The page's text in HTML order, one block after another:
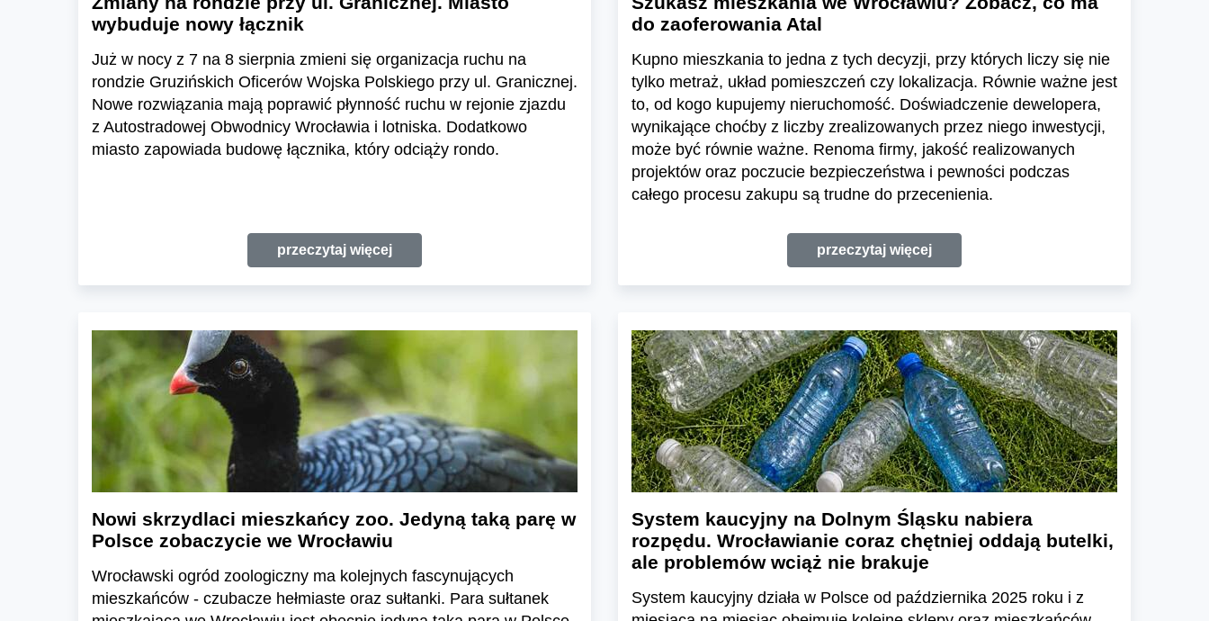
wybuduje nowy łącznik
Już w nocy z 7 na 8 sierpnia zmieni się organizacja ruchu na
rondzie Gruzińskich Oficerów Wojska Polskiego przy ul. Granicznej.
Nowe rozwiązania mają poprawić płynność ruchu w rejonie zjazdu
z Autostradowej Obwodnicy Wrocławia i lotniska. Dodatkowo
miasto zapowiada budowę łącznika, który odciąży rondo.
przeczytaj więcej
do zaoferowania Atal
Kupno mieszkania to jedna z tych decyzji, przy których liczy się nie
tylko metraż, układ pomieszczeń czy lokalizacja. Równie ważne jest
to, od kogo kupujemy nieruchomość. Doświadczenie dewelopera,
wynikające choćby z liczby zrealizowanych przez niego inwestycji,
może być równie ważne. Renoma firmy, jakość realizowanych
projektów oraz poczucie bezpieczeństwa i pewności podczas
całego procesu zakupu są trudne do przecenienia.
przeczytaj więcej
Nowi skrzydlaci mieszkańcy zoo. Jedyną taką parę w
Polsce zobaczycie we Wrocławiu
Wrocławski ogród zoologiczny ma kolejnych fascynujących
mieszkańców - czubacze hełmiaste oraz sułtanki. Para sułtanek
System kaucyjny na Dolnym Śląsku nabiera
rozpędu. Wrocławianie coraz chętniej oddają butelki,
ale problemów wciąż nie brakuje
System kaucyjny działa w Polsce od października 2025 roku i z